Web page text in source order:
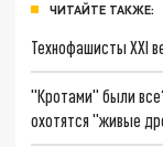
ЧИТАЙТЕ ТАКЖЕ:
Технофашисты XXI
"Кротами" были
охотятся "живые